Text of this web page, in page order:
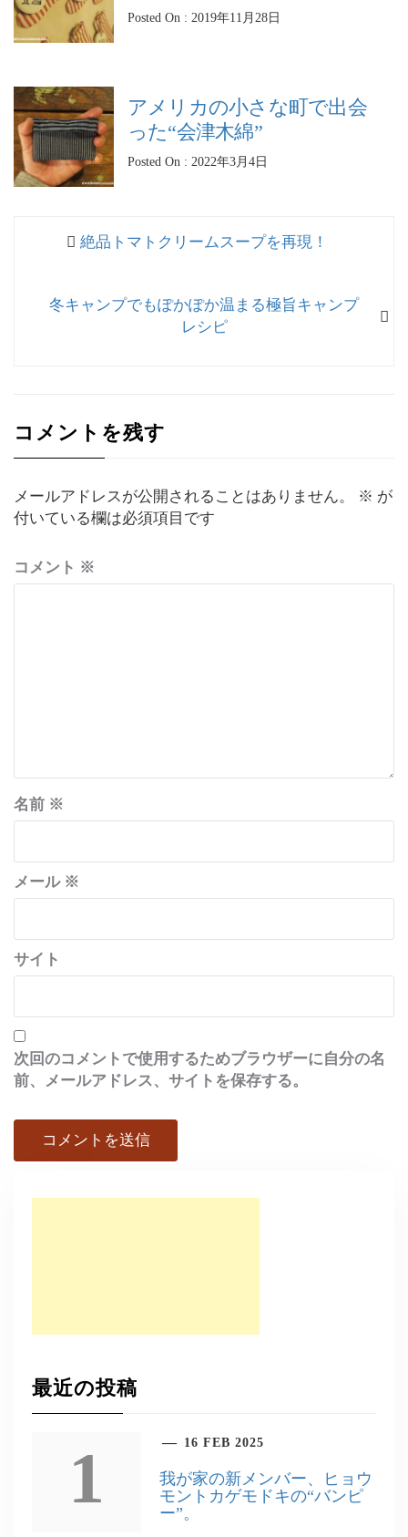
Posted On : 2019年11月28日
アメリカの小さな町で出会
った“会津木綿”
Posted On : 2022年3月4日
ョ
過
投
絶品トマトクリームスープを再現！
次
冬キャンプでもぽかぽか温まる極旨キャンプ
レシピ
コメントを残す
メールアドレスが公開されることはありません。 ※ が
付いている欄は必須項目です
コメント ※
名前 ※
メール ※
サイト
次回のコメントで使用するためブラウザーに自分の名
前、メールアドレス、サイトを保存する。
最近の投稿
1 16 FEB 2025
我が家の新メンバー、ヒョウ
モントカゲモドキの“バンピ
ー”。